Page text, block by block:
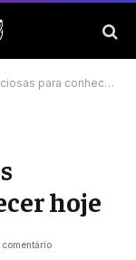
para conhecer hoje
hoje
comentário